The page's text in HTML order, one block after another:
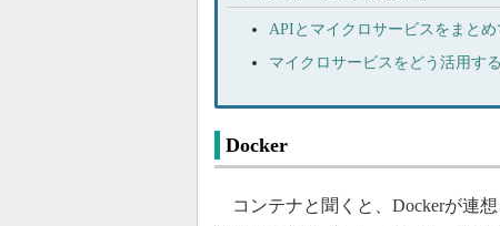
APIとマイクロサービスをまと
マイクロサービスをどう活用す
Docker
コンテナと聞くと、Dockerが連